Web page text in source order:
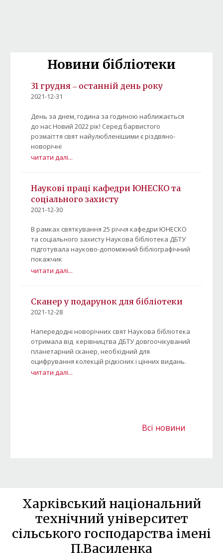
Новини бібліотеки
31 грудня ‒ останній день року
2021-12-31
День за днем, година за годиною наближається
до нас Новий 2022 рік! Серед барвистого
розмаїття свят найулюбленішими є різдвяно-
новорічні
читати далі...
Наукові праці кафедри ЮНЕСКО та
соціального захисту
2021-12-30
В рамках святкування 25 річчя кафедри ЮНЕСКО
та соціального захисту Наукова бібліотека ДБТУ
підготувала науково-допоміжний бібліографічний
покажчик
читати далі...
Сканер у подарунок для бібліотеки
2021-12-28
Напередодні новорічних свят Наукова бібліотека
отримала від керівництва ДБТУ довгоочікуваний
планетарний сканер, необхідний для
оцифрування колекцій рідкісних і цінних видань.
читати далі...
Всі новини
Харківський національний
технічний університет
сільського господарства імені
П.Василенка